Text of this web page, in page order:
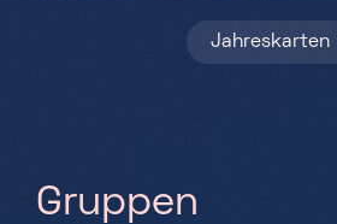
Jahreskarten
Gruppen